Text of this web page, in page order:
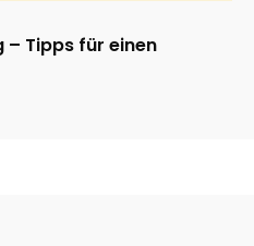
– Tipps für einen